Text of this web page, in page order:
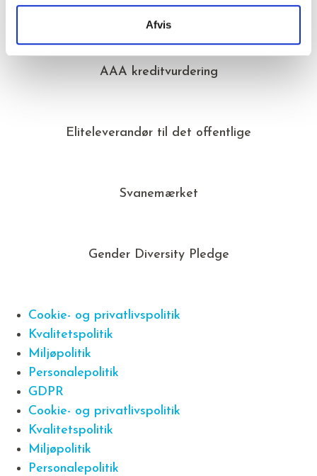
Afvis
Opfylder Servicenormen
AAA kreditvurdering
Eliteleverandør til det offentlige
Svanemærket
Gender Diversity Pledge
Cookie- og privatlivspolitik
Kvalitetspolitik
Miljøpolitik
Personalepolitik
GDPR
Cookie- og privatlivspolitik
Kvalitetspolitik
Miljøpolitik
Personalepolitik